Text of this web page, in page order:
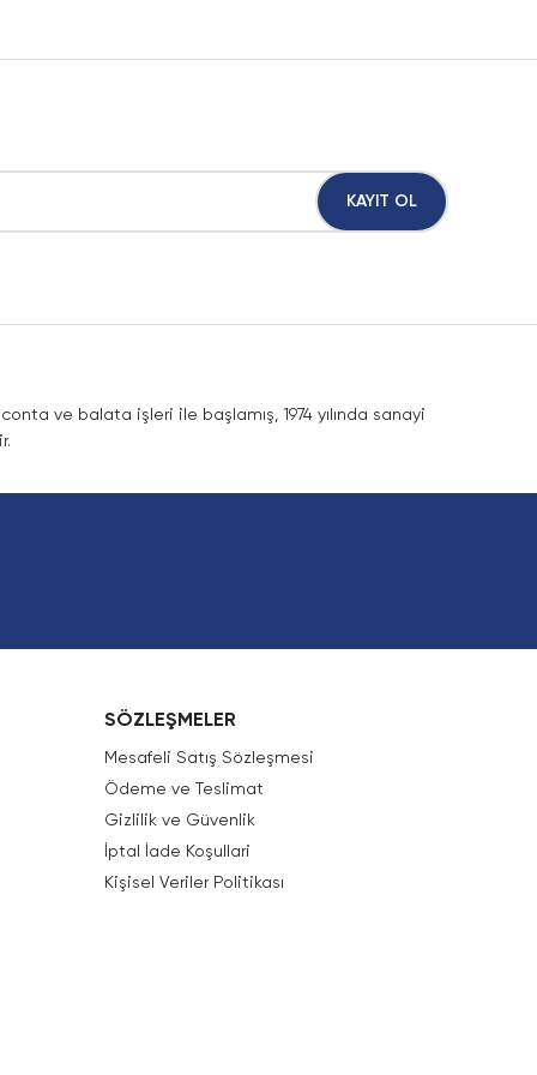
KAYIT OL
ve balata işleri ile başlamış, 1974 yılında sanayi
SÖZLEŞMELER
Mesafeli Satış Sözleşmesi
Ödeme ve Teslimat
Gizlilik ve Güvenlik
İptal İade Koşullari
Kişisel Veriler Politikası